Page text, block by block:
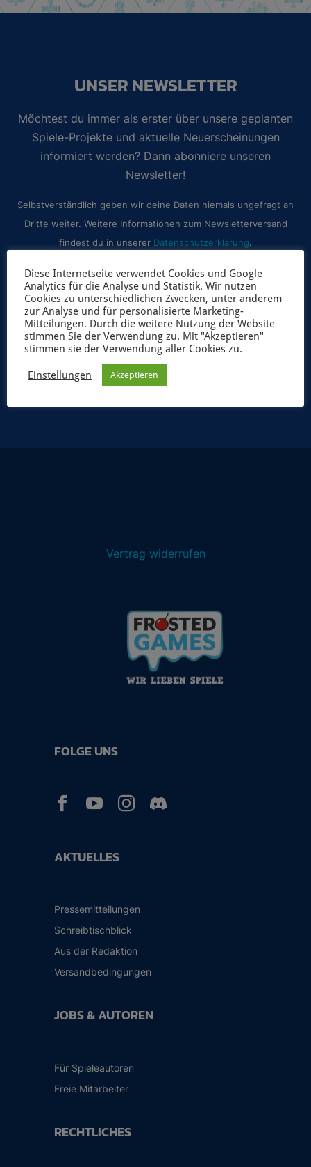
UNSER NEWSLETTER
Möchtest du immer als erster über unsere geplanten
Spiele-Projekte und aktuelle Neuerscheinungen
informiert werden? Dann abonniere unseren
Newsletter!
Selbstverständlich geben wir deine Daten niemals ungefragt an
Dritte weiter. Weitere Informationen zum Newsletterversand
findest du in unserer Datenschutzerklärung.
JETZT ANMELDEN
Vertrag widerrufen
AKTUELLES
Pressemitteilungen
Schreibtischblick
Aus der Redaktion
Versandbedingungen
JOBS & AUTOREN
Für Spieleautoren
Freie Mitarbeiter
RECHTLICHES
FOLGE UNS
  
Diese Internetseite verwendet Cookies und Google
Analytics für die Analyse und Statistik. Wir nutzen
Cookies zu unterschiedlichen Zwecken, unter anderem
zur Analyse und für personalisierte Marketing-
Mitteilungen. Durch die weitere Nutzung der Website
stimmen Sie der Verwendung zu. Mit "Akzeptieren"
stimmen sie der Verwendung aller Cookies zu.
Einstellungen Akzeptieren